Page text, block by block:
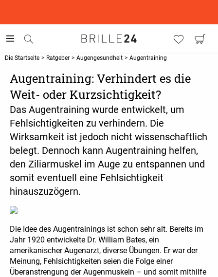
Die Startseite > Ratgeber > Augengesundheit > Augentraining
Augentraining: Verhindert es die
Weit- oder Kurzsichtigkeit?
Das Augentraining wurde entwickelt, um
Fehlsichtigkeiten zu verhindern. Die
Wirksamkeit ist jedoch nicht wissenschaftlich
belegt. Dennoch kann Augentraining helfen,
den Ziliarmuskel im Auge zu entspannen und
somit eventuell eine Fehlsichtigkeit
hinauszuzögern.
Die Idee des Augentrainings ist schon sehr alt. Bereits im
Jahr 1920 entwickelte Dr. William Bates, ein
amerikanischer Augenarzt, diverse Übungen. Er war der
Meinung, Fehlsichtigkeiten seien die Folge einer
Überanstrengung der Augenmuskeln – und somit mithilfe